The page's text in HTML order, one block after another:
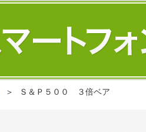
＞ Ｓ＆Ｐ５００ ３倍ベア